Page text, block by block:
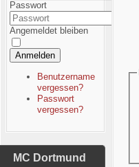
Passwort
Angemeldet bleiben
Anmelden
Benutzername
vergessen?
Passwort
vergessen?
MC Dortmund